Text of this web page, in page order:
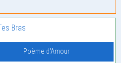
Bras
Poème d'Amour